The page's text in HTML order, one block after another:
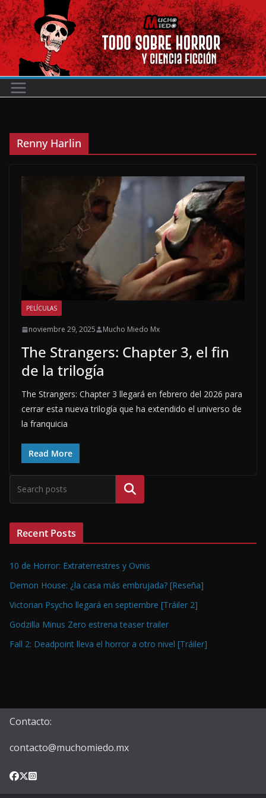
Saltar
al
contenido
Renny Harlin
PELÍCULAS
noviembre 29, 2025 Mucho Miedo Mx
The Strangers: Chapter 3, el fin
de la trilogía
The Strangers: Chapter 3 llegará en febrero del 2026 para
cerrar esta nueva trilogía que ha extendido el universo de
la franquicia
Read More
Buscar
Recent Posts
10 de Horror: Extraterrestres y Ovnis
Demon House: ¿la casa más embrujada? [Reseña]
Victorian Psycho llegará en septiembre [Tráiler 2]
Godzilla Minus Zero estrena teaser trailer
Fall 2: Deadpoint lleva el horror a otro nivel [Tráiler]
Contacto:
contacto@muchomiedo.mx